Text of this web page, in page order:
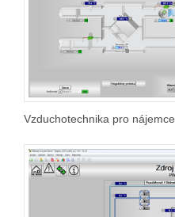
Vzduchotechnika pro nájemce